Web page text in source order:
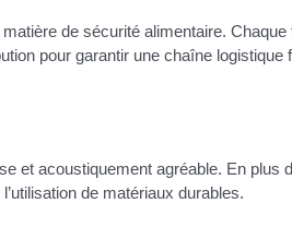
de sécurité alimentaire.
pour garantir une chaîne
et acoustiquement agréable. En plus
de matériaux durables.